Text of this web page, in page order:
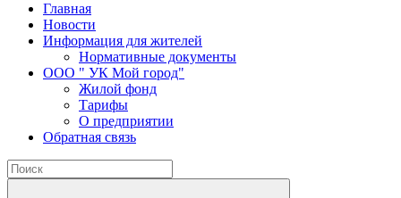
Главная
Новости
Информация для жителей
Нормативные документы
ООО " УК Мой город"
Жилой фонд
Тарифы
О предприятии
Обратная связь